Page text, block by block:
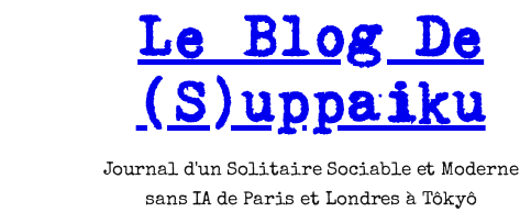
Le Blog De
(S)uppaiku
Journal d'un Solitaire Sociable et Moderne
sans IA de Paris et Londres à Tôkyô